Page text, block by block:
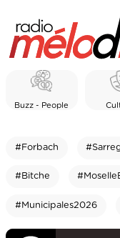
Buzz - People
#Forbach
#Bitche
#Municipales2026